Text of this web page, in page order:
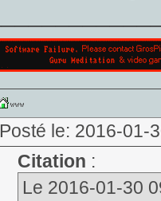
Posté le: 2016-01-
Citation :
Le 2016-01-30